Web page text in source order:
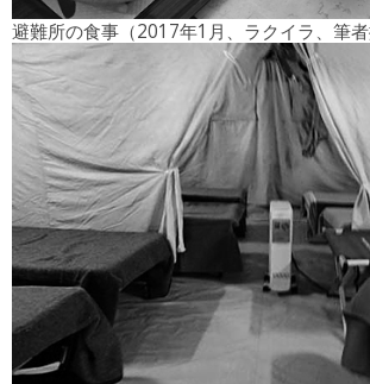
避難所の食事（2017年1月、ラクイラ、筆者